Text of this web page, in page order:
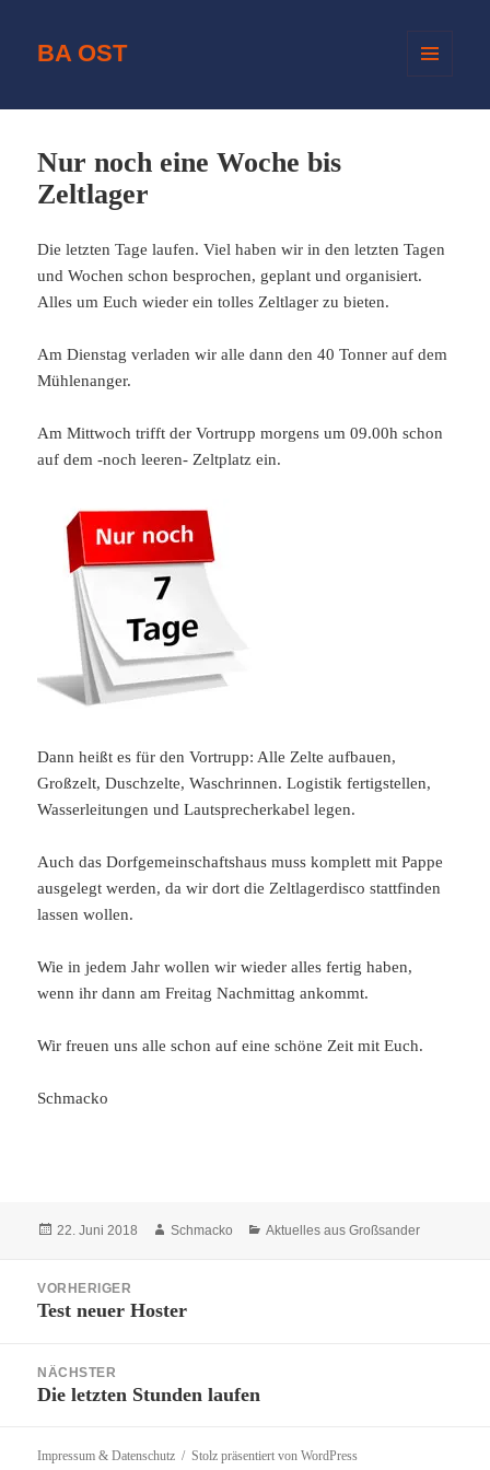
BA OST
WIDGETS
Nur noch eine Woche bis
Zeltlager
Die letzten Tage laufen. Viel haben wir in den letzten Tagen
und Wochen schon besprochen, geplant und organisiert.
Alles um Euch wieder ein tolles Zeltlager zu bieten.
Am Dienstag verladen wir alle dann den 40 Tonner auf dem
Mühlenanger.
Am Mittwoch trifft der Vortrupp morgens um 09.00h schon
auf dem -noch leeren- Zeltplatz ein.
Dann heißt es für den Vortrupp: Alle Zelte aufbauen,
Großzelt, Duschzelte, Waschrinnen. Logistik fertigstellen,
Wasserleitungen und Lautsprecherkabel legen.
Auch das Dorfgemeinschaftshaus muss komplett mit Pappe
ausgelegt werden, da wir dort die Zeltlagerdisco stattfinden
lassen wollen.
Wie in jedem Jahr wollen wir wieder alles fertig haben,
wenn ihr dann am Freitag Nachmittag ankommt.
Wir freuen uns alle schon auf eine schöne Zeit mit Euch.
Schmacko
Veröffentlicht
22. Juni 2018 Autor
Schmacko Kategorien
Aktuelles aus Großsander
VORHERIGER
Vorheriger
Test neuer Hoster
NÄCHSTER
Nächster
Die letzten Stunden laufen
Impressum & Datenschutz Stolz präsentiert von WordPress